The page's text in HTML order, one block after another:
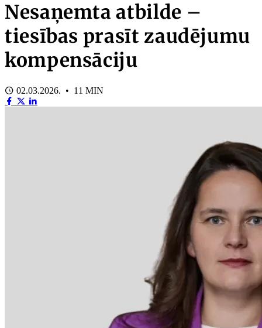
Nesaņemta atbilde –
tiesības prasīt zaudējumu
kompensāciju
02.03.2026. • 11 MIN